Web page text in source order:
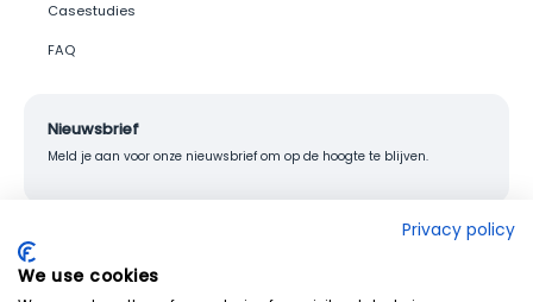
Casestudies
FAQ
Nieuwsbrief
Meld je aan voor onze nieuwsbrief om op de hoogte te blijven.
Privacy policy
We use cookies